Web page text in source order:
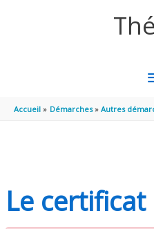
Accueil Démarches Autres
Le certificat